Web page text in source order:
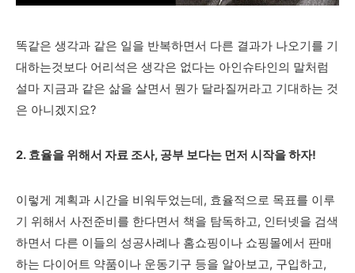
똑같은 생각과 같은 일을 반복하면서 다른 결과가 나오기를 기
대하는것보다 어리석은 생각은 없다는 아인슈타인의 말처럼
설마 지금과 같은 삶을 살면서 뭔가 달라질꺼라고 기대하는 것
은 아니겠지요?
2. 효율을 위해서 자료 조사, 공부 보다는 먼저 시작을 하자!
이렇게 계획과 시간을 비워두었는데, 효율적으로 목표를 이루
기 위해서 사전준비를 한다면서 책을 탐독하고, 인터넷을 검색
하면서 다른 이들의 성공사례나 홈쇼핑이나 쇼핑몰에서 판매
하는 다이어트 약품이나 운동기구 등을 알아보고, 구입하고,